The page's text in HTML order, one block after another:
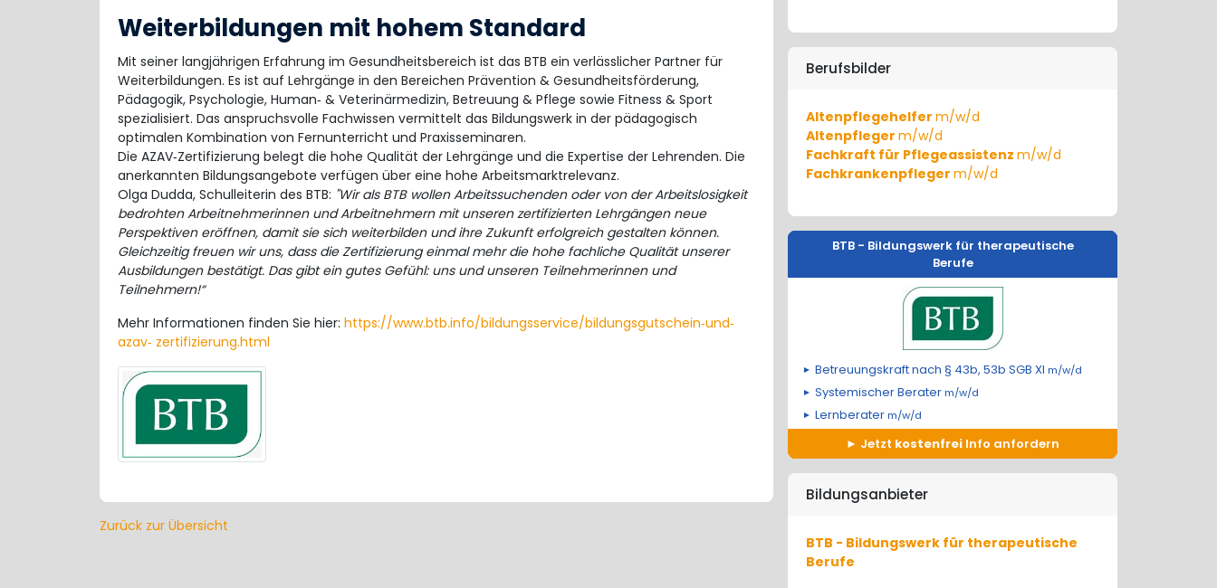
Weiterbildungen mit hohem Standard
Mit seiner langjährigen Erfahrung im Gesundheitsbereich ist das BTB ein verlässlicher Partner für
Weiterbildungen. Es ist auf Lehrgänge in den Bereichen Prävention & Gesundheitsförderung,
Pädagogik, Psychologie, Human‐ & Veterinärmedizin, Betreuung & Pflege sowie Fitness & Sport
spezialisiert. Das anspruchsvolle Fachwissen vermittelt das Bildungswerk in der pädagogisch
optimalen Kombination von Fernunterricht und Praxisseminaren.
Die AZAV‐Zertifizierung belegt die hohe Qualität der Lehrgänge und die Expertise der Lehrenden. Die
anerkannten Bildungsangebote verfügen über eine hohe Arbeitsmarktrelevanz.
Olga Dudda, Schulleiterin des BTB: "Wir als BTB wollen Arbeitssuchenden oder von der Arbeitslosigkeit
bedrohten Arbeitnehmerinnen und Arbeitnehmern mit unseren zertifizierten Lehrgängen neue
Perspektiven eröffnen, damit sie sich weiterbilden und ihre Zukunft erfolgreich gestalten können.
Gleichzeitig freuen wir uns, dass die Zertifizierung einmal mehr die hohe fachliche Qualität unserer
Ausbildungen bestätigt. Das gibt ein gutes Gefühl: uns und unseren Teilnehmerinnen und
Teilnehmern!“
Mehr Informationen finden Sie hier: https://www.btb.info/bildungsservice/bildungsgutschein‐und‐
azav‐ zertifizierung.html
Zurück zur Übersicht
Berufsbilder
Altenpflegehelfer m/w/d
Altenpfleger m/w/d
Fachkraft für Pflegeassistenz m/w/d
Fachkrankenpfleger m/w/d
BTB - Bildungswerk für therapeutische
Berufe
Betreuungskraft nach § 43b, 53b SGB XI m/w/d
Systemischer Beraterm/w/d
Lernberaterm/w/d
Jetzt kostenfrei Info anfordern
Bildungsanbieter
BTB - Bildungswerk für therapeutische
Berufe